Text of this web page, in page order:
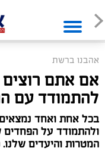
אהבנו ברשת
אם אתם
להתמודד עם
בכל אחת ואחד
ולהתמודד על
המטרות והיעדים